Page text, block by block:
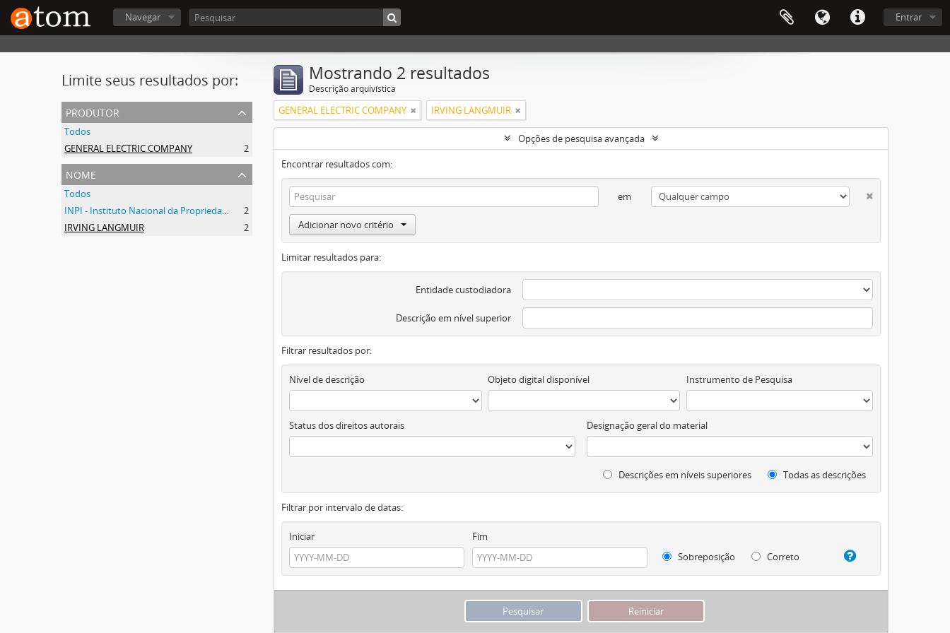
Entrar
Navegar
Limite seus resultados por:
produtor
Todos
GENERAL ELECTRIC COMPANY
2
nome
Todos
INPI - Instituto Nacional da Propriedade Industrial
2
IRVING LANGMUIR
2
Mostrando 2 resultados
Descrição arquivística
GENERAL ELECTRIC COMPANY IRVING LANGMUIR
Opções de pesquisa avançada
Encontrar resultados com:
em
Adicionar novo critério
Limitar resultados para:
Entidade custodiadora
Descrição em nível superior
Filtrar resultados por:
Nível de descrição Objeto digital disponível Instrumento de Pesquisa
Status dos direitos autorais Designação geral do material
Descrições em níveis superiores Todas as descrições
Filtrar por intervalo de datas:
Iniciar
Fim
Sobreposição
Correto